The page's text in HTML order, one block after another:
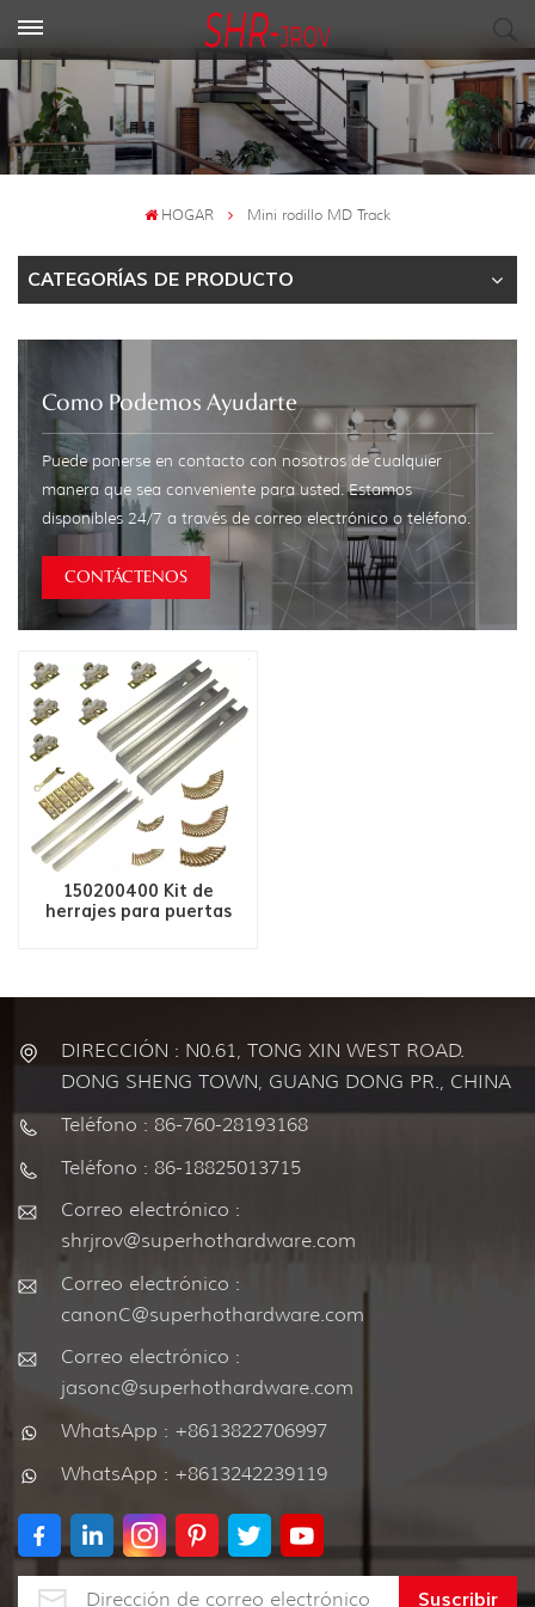
HOGAR Mini rodillo MD Track
CATEGORÍAS DE PRODUCTO
Como Podemos Ayudarte
Puede ponerse en contacto con nosotros de cualquier
manera que sea conveniente para usted. Estamos
disponibles 24/7 a través de correo electrónico o teléfono.
CONTÁCTENOS
150200400 Kit de
herrajes para puertas
DIRECCIÓN : N0.61, TONG XIN WEST ROAD.
DONG SHENG TOWN, GUANG DONG PR., CHINA
Teléfono : 86-760-28193168
Teléfono : 86-18825013715
Correo electrónico :
shrjrov@superhothardware.com
Correo electrónico :
canonC@superhothardware.com
Correo electrónico :
jasonc@superhothardware.com
WhatsApp : +8613822706997
WhatsApp : +8613242239119